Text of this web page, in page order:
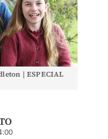
| ESPECIAL